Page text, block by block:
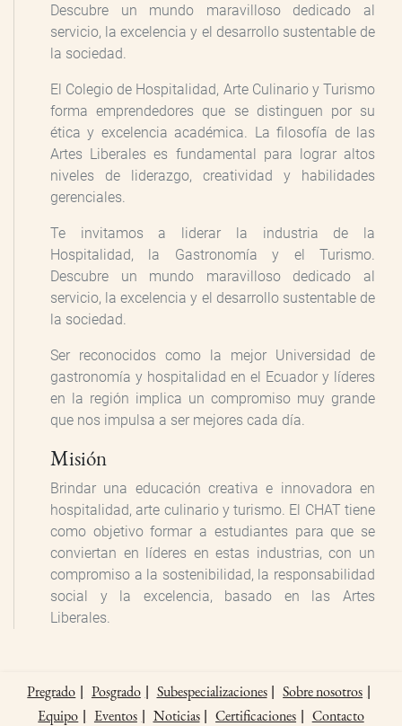
Descubre un mundo maravilloso dedicado al
servicio, la excelencia y el desarrollo sustentable de
la sociedad.
El Colegio de Hospitalidad, Arte Culinario y Turismo
forma emprendedores que se distinguen por su
ética y excelencia académica. La filosofía de las
Artes Liberales es fundamental para lograr altos
niveles de liderazgo, creatividad y habilidades
gerenciales.
Te invitamos a liderar la industria de la
Hospitalidad, la Gastronomía y el Turismo.
Descubre un mundo maravilloso dedicado al
servicio, la excelencia y el desarrollo sustentable de
la sociedad.
Ser reconocidos como la mejor Universidad de
gastronomía y hospitalidad en el Ecuador y líderes
en la región implica un compromiso muy grande
que nos impulsa a ser mejores cada día.
Misión
Brindar una educación creativa e innovadora en
hospitalidad, arte culinario y turismo. El CHAT tiene
como objetivo formar a estudiantes para que se
conviertan en líderes en estas industrias, con un
compromiso a la sostenibilidad, la responsabilidad
social y la excelencia, basado en las Artes
Liberales.
Pregrado Posgrado Subespecializaciones
Sobre nosotros
Equipo
Eventos Noticias Certificaciones Contacto